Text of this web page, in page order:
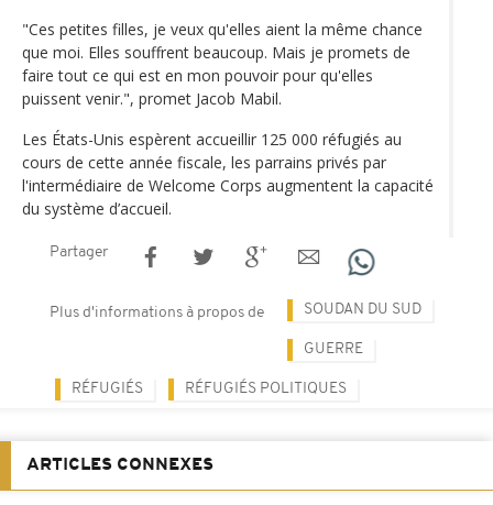
"Ces petites filles, je veux qu'elles aient la même chance
que moi. Elles souffrent beaucoup. Mais je promets de
faire tout ce qui est en mon pouvoir pour qu'elles
puissent venir.", promet Jacob Mabil.
Les États-Unis espèrent accueillir 125 000 réfugiés au
cours de cette année fiscale, les parrains privés par
l'intermédiaire de Welcome Corps augmentent la capacité
du système d’accueil.
Partager
Plus d'informations à propos de SOUDAN DU SUD
GUERRE
RÉFUGIÉS RÉFUGIÉS POLITIQUES
ARTICLES CONNEXES